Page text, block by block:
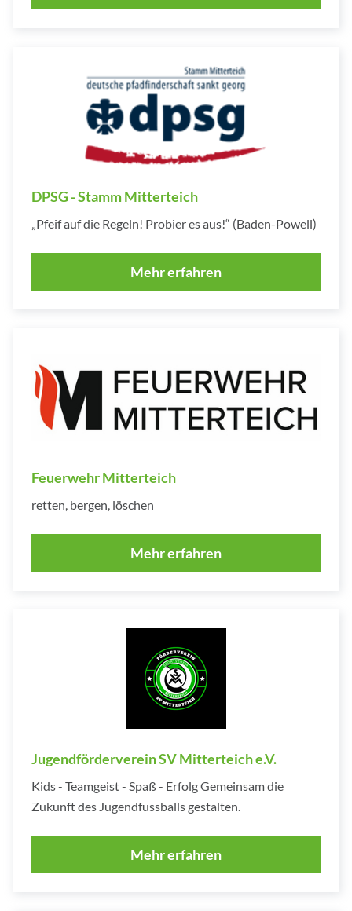
DPSG - Stamm Mitterteich
„Pfeif auf die Regeln! Probier es aus!“ (Baden-Powell)
Mehr erfahren
Feuerwehr Mitterteich
retten, bergen, löschen
Mehr erfahren
Jugendförderverein SV Mitterteich e.V.
Kids - Teamgeist - Spaß - Erfolg Gemeinsam die
Zukunft des Jugendfussballs gestalten.
Mehr erfahren